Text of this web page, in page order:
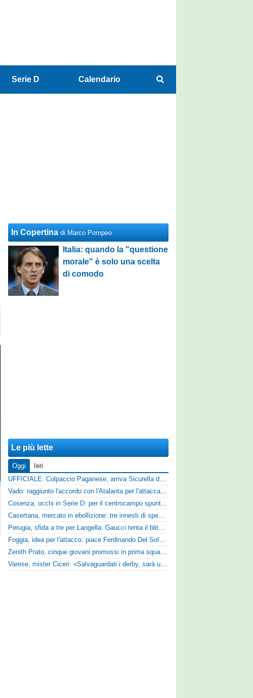
Serie D Calendario
In Copertina di Marco Pompeo
Italia: quando la "questione
morale" è solo una scelta
di comodo
Le più lette
Oggi
Ieri
UFFICIALE: Colpaccio Paganese, arriva Sicurella dalla Scafatese
Vado: raggiunto l'accordo con l'Atalanta per l'attaccante Frederick Samuel Ndongue
Cosenza, occhi in Serie D: per il centrocampo spunta anche Gerardo Di Gilio
Casertana, mercato in ebollizione: tre innesti di spessore per lo scacchiere di Vinicio Espinal
Perugia, sfida a tre per Langella: Gaucci tenta il blitz per il centrocampista del Cosenza
Foggia, idea per l'attacco: piace Ferdinando Del Sole dell'Ascoli
Zenith Prato, cinque giovani promossi in prima squadra
Varese, mister Ciceri: «Salvaguardati i derby, sarà un campionato avvincente»